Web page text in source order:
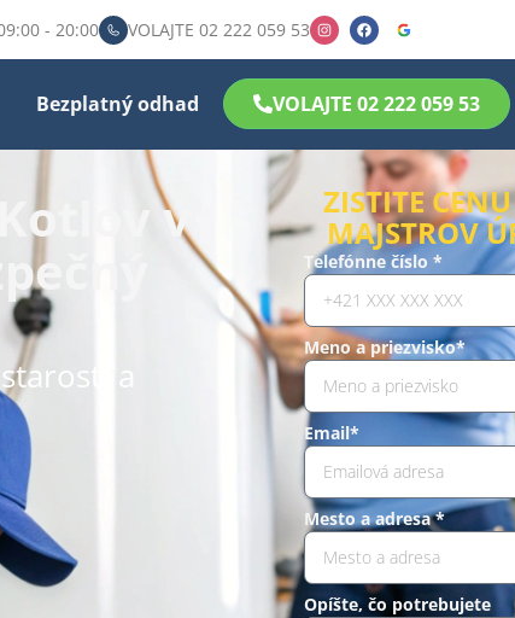
- 20:00 VOLAJTE 02 222 059 53
Bezplatný odhad VOLAJTE 02 222 059 53
v
a
ZISTITE
MAJSTROV
Telefónne číslo *
Meno a priezvisko*
Email*
Mesto a adresa *
Opíšte, čo potrebujete